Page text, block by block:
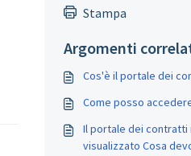
Stampa
Argomenti
Cos'è il portale dei
Come posso
Il portale dei contratti
visualizzato Cosa